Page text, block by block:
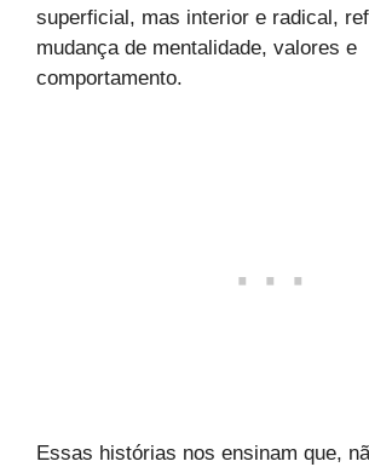
superficial, mas interior e radical,
mudança de mentalidade, valores e
comportamento.
Essas histórias nos ensinam que,